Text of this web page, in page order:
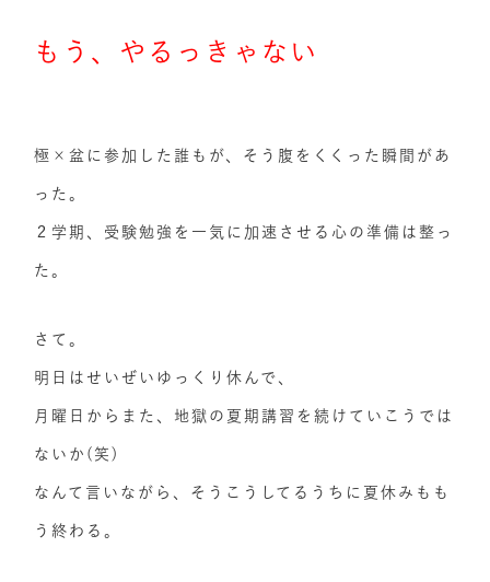
もう、やるっきゃない
極×盆に参加した誰もが、そう腹をくくった瞬間があ
った。
２学期、受験勉強を一気に加速させる心の準備は整っ
た。
さて。
明日はせいぜいゆっくり休んで、
月曜日からまた、地獄の夏期講習を続けていこうでは
ないか(笑)
なんて言いながら、そうこうしてるうちに夏休みもも
う終わる。